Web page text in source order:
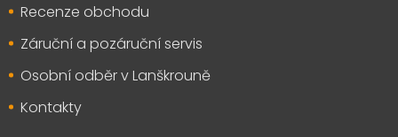
Recenze obchodu
Záruční a pozáruční servis
Osobní odběr v Lanškrouně
Kontakty